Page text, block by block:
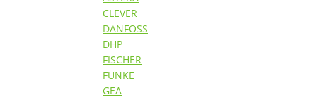
CLEVER
DANFOSS
DHP
FISCHER
FUNKE
GEA